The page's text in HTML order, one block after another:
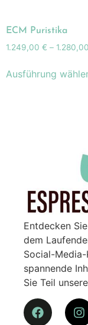
ECM Puristika
1.249,00 € – 1.280,00
Ausführung
Entdecken
dem
Social-
spannende
Sie Teil